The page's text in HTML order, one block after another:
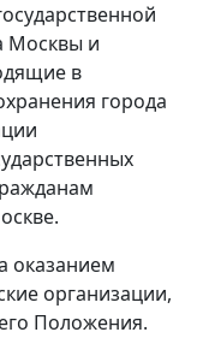
Москвы и
в
города
оказанием
организации,
Положения.